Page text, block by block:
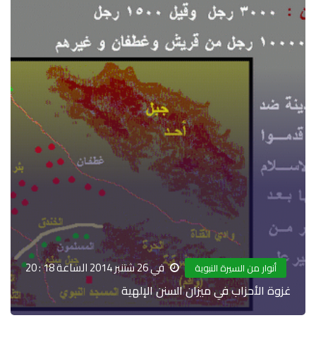
أنوار من السيرة النبوية في 26 شتنبر 2014 الساعة 18 : 20
غزوة الأحزاب في ميزان السنن الإلهية